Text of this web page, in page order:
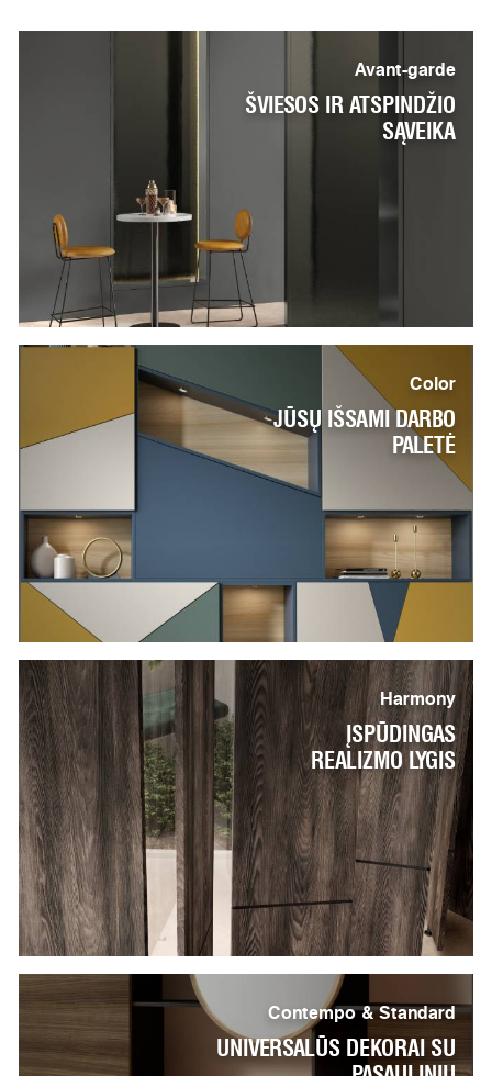
Avant-garde
ŠVIESOS IR ATSPINDŽIO
SĄVEIKA
Color
JŪSŲ IŠSAMI DARBO
PALETĖ
Harmony
ĮSPŪDINGAS
REALIZMO LYGIS
Contempo & Standard
UNIVERSALŪS DEKORAI SU